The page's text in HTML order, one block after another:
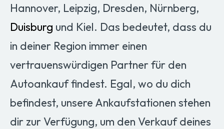
Hannover, Leipzig, Dresden, Nürnberg,
Duisburg und Kiel. Das bedeutet, dass du
in deiner Region immer einen
vertrauenswürdigen Partner für den
Autoankauf findest. Egal, wo du dich
befindest, unsere Ankaufstationen stehen
dir zur Verfügung, um den Verkauf deines